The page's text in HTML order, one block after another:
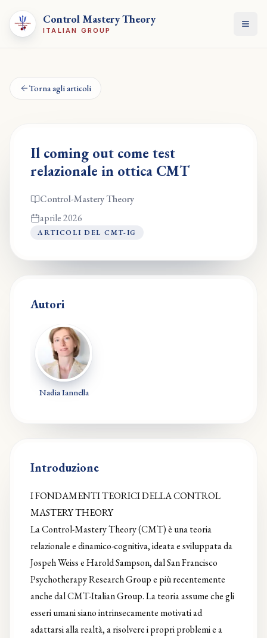
Control Mastery Theory
ITALIAN GROUP Apri
Torna agli articoli
Il coming out come test
relazionale in ottica CMT
Control-Mastery Theory
aprile 2026
ARTICOLI DEL CMT-IG
Autori
Nadia Iannella
Introduzione
I FONDAMENTI TEORICI DELLA CONTROL
MASTERY THEORY
La Control-Mastery Theory (CMT) è una teoria
relazionale e dinamico-cognitiva, ideata e sviluppata da
Jospeh Weiss e Harold Sampson, dal San Francisco
Psychotherapy Research Group e più recentemente
anche dal CMT-Italian Group. La teoria assume che gli
esseri umani siano intrinsecamente motivati ad
adattarsi alla realtà, a risolvere i propri problemi e a